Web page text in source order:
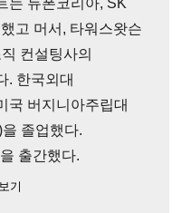
는 듀폰코리아, SK
고 머서, 타워스왓슨
컨설팅사의
. 한국외대
국 버지니아주립대
졸업했다.
출간했다.
기